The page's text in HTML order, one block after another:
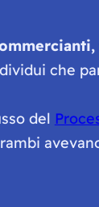
che
del